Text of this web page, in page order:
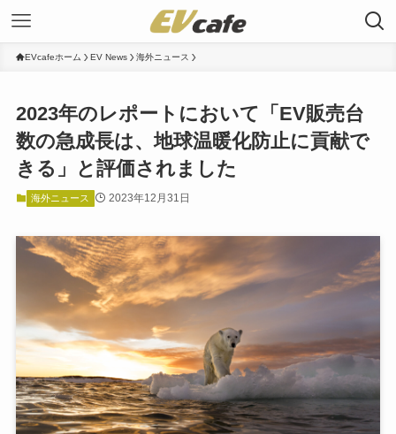
EVcafeホーム EV News 海外ニュース
2023年のレポートにおいて「EV販売台
数の急成長は、地球温暖化防止に貢献で
きる」と評価されました
海外ニュース 2023年12月31日